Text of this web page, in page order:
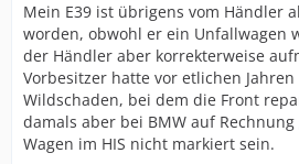
Mein E39 ist übrigens vom Händler
worden, obwohl er ein Unfallwagen
der Händler aber korrekterweise
Vorbesitzer hatte vor etlichen
Wildschaden, bei dem die Front
damals aber bei BMW auf
Wagen im HIS nicht markiert sein.